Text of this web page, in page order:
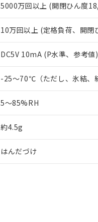
5000万回以上 (開閉ひん度
10万回以上 (定格負荷、開
DC5V 10mA (P水準、参考
-25～70℃（ただし、氷結、
5～85%RH
約4.5g
はんだづけ